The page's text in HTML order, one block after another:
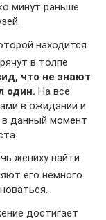
минут раньше
находится
в толпе
что не знают
один. На все
в ожидании и
в данный момент
жениху найти
его немного
достигает